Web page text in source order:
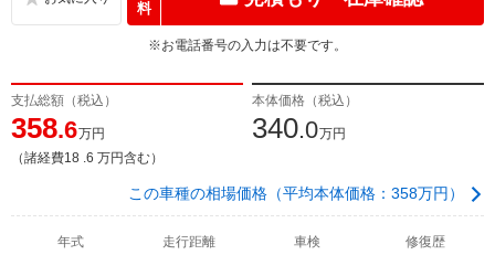
料
※お電話番号の入力は不要です。
支払総額（税込）
358.6万円
（諸経費18 .6 万円含む）
本体価格（税込）
340.0万円
この車種の相場価格（平均本体価格：358万円）
年式 走行距離
車検
修復歴